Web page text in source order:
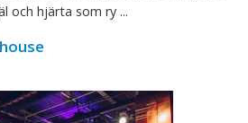
och hjärta som ry ...